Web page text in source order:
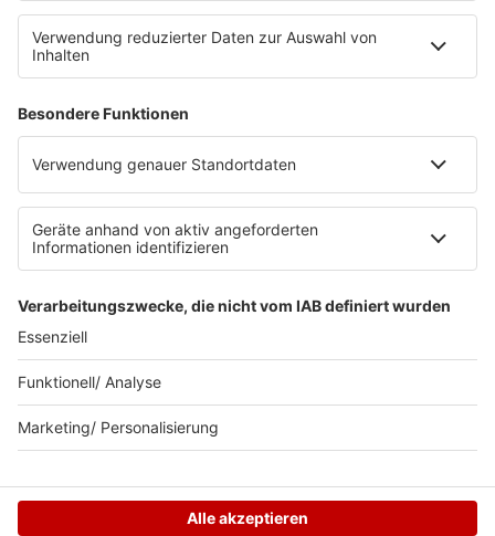
Kontakt
myBOB App
BOB-Plakate & Aufkleber bestellen
Datenschutz
Datenschutzeinstellungen
Teilnahmebedingungen
RADIO BOB! auf radioplayer.de
Partner
Wacken Radio by RADIO BOB!
WERBUNG SCHALTEN
© RADIO BOB GmbH & Co. KG